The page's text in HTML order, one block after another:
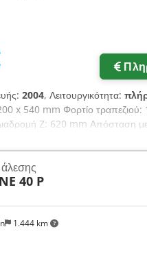
2004, Λειτουργικότητα:
x 540 mm Φορτίο
Z: 620 mm Απόσταση
λεπτό Υποδοχή: SK40
πρόωση: 12.000 mm/
- Σύστημα ψύξης -
χρησιμοποιήθηκε σε
1.444 km
40 P